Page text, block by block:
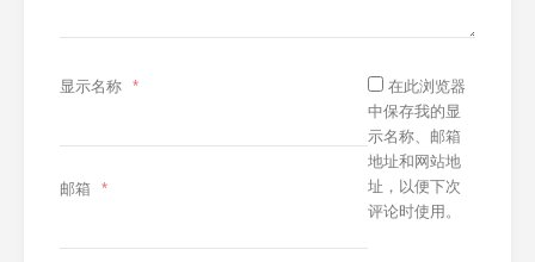
显示名称 *
邮箱 *
在此浏览器
中保存我的显
示名称、邮箱
地址和网站地
址，以便下次
评论时使用。